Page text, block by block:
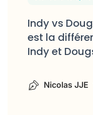
Nicolas JJE